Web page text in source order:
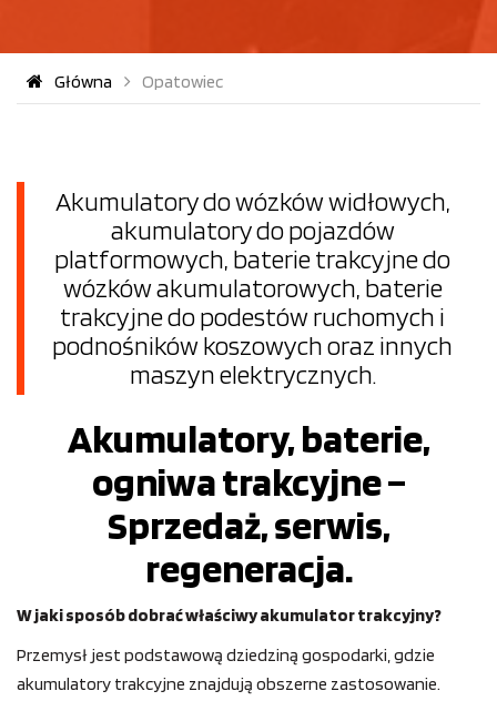
Główna Opatowiec
Akumulatory do wózków widłowych,
akumulatory do pojazdów
platformowych, baterie trakcyjne do
wózków akumulatorowych, baterie
trakcyjne do podestów ruchomych i
podnośników koszowych oraz innych
maszyn elektrycznych.
Akumulatory, baterie,
ogniwa trakcyjne –
Sprzedaż, serwis,
regeneracja.
W jaki sposób dobrać właściwy akumulator trakcyjny?
Przemysł jest podstawową dziedziną gospodarki, gdzie
akumulatory trakcyjne znajdują obszerne zastosowanie.